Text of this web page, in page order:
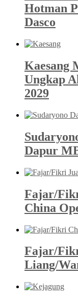
Hotman
Dasco
Kaesang
Ungkap
2029
Dapur
Fajar/
China
Fajar/
Liang/